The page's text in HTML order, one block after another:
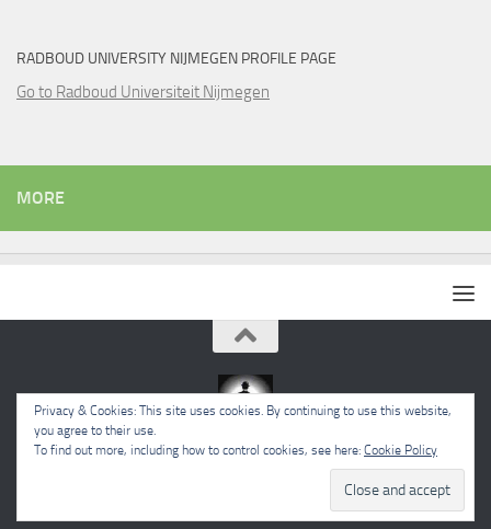
RADBOUD UNIVERSITY NIJMEGEN PROFILE PAGE
Go to Radboud Universiteit Nijmegen
MORE
Hueman theme
Privacy & Cookies: This site uses cookies. By continuing to use this website,
you agree to their use.
To find out more, including how to control cookies, see here: Cookie Policy